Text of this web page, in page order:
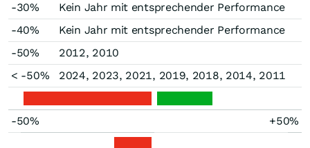
-30%
Kein Jahr mit entsprechender Performance
-40%
Kein Jahr mit entsprechender Performance
-50%
2012, 2010
< -50%
2024, 2023, 2021, 2019, 2018, 2014, 2011
-50% +50%